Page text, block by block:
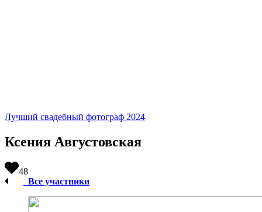
Лучший свадебный фотограф 2024
Ксения Августовская
48
Все участники